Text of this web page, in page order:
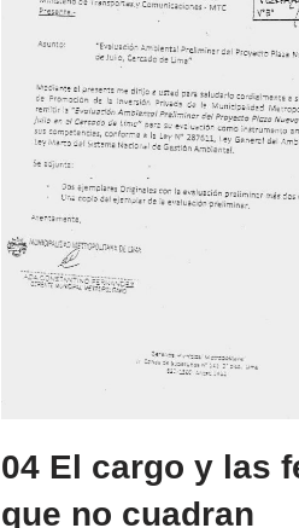
04 El cargo y las
que no cuadran